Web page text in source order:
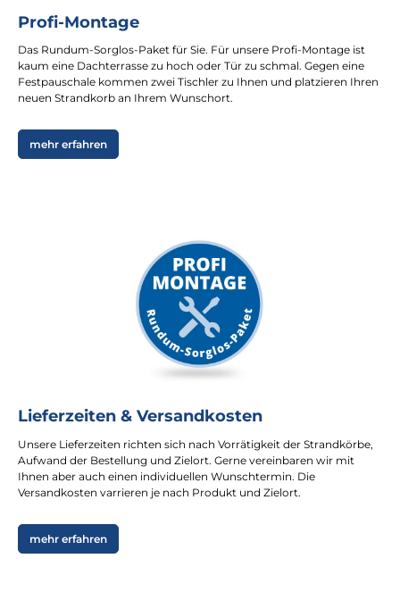
Profi-Montage
Das Rundum-Sorglos-Paket für Sie. Für unsere Profi-Montage ist
kaum eine Dachterrasse zu hoch oder Tür zu schmal. Gegen eine
Festpauschale kommen zwei Tischler zu Ihnen und platzieren Ihren
neuen Strandkorb an Ihrem Wunschort.
mehr erfahren
Lieferzeiten & Versandkosten
Unsere Lieferzeiten richten sich nach Vorrätigkeit der Strandkörbe,
Aufwand der Bestellung und Zielort. Gerne vereinbaren wir mit
Ihnen aber auch einen individuellen Wunschtermin. Die
Versandkosten varrieren je nach Produkt und Zielort.
mehr erfahren